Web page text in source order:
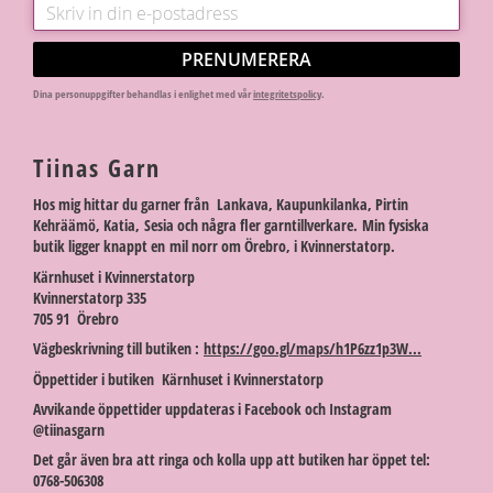
PRENUMERERA
Dina personuppgifter behandlas i enlighet med vårintegritetspolicy.
Tiinas Garn
Hos mig hittar du garner från Lankava, Kaupunkilanka, Pirtin
Kehräämö, Katia, Sesia och några fler garntillverkare. Min fysiska
butik ligger knappt en mil norr om Örebro, i Kvinnerstatorp.
Kärnhuset i Kvinnerstatorp
Kvinnerstatorp 335
705 91 Örebro
Vägbeskrivning till butiken : https://goo.gl/maps/h1P6zz1p3W...
Öppettider i butiken Kärnhuset i Kvinnerstatorp
Avvikande öppettider uppdateras i Facebook och Instagram
@tiinasgarn
Det går även bra att ringa och kolla upp att butiken har öppet tel:
0768-506308